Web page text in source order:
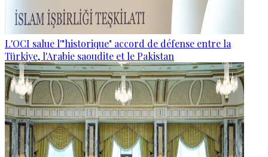
L'OCI salue l'"historique" accord de défense entre la
Türkiye, l'Arabie saoudite et le Pakistan